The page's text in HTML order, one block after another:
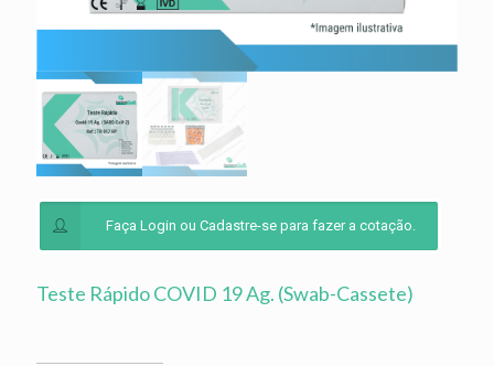
Faça Login ou Cadastre-se para fazer a cotação.
Teste Rápido COVID 19 Ag. (Swab-Cassete)